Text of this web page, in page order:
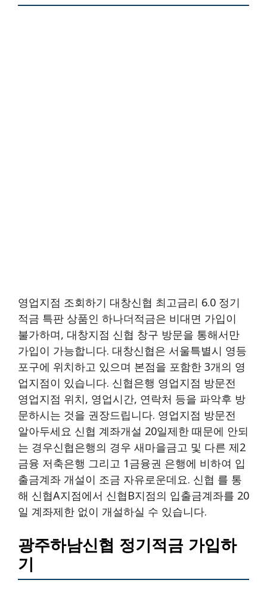
영업지점 조회하기 대창신협 최고금리 6.0 정기
적금 특판 상품인 하나더적금은 비대면 가입이
불가하며, 대창지점 신협 창구 방문을 통해서만
가입이 가능합니다. 대창신협은 서울특별시 영등
포구에 위치하고 있으며 본점을 포함한 3개의 영
업지점이 있습니다. 신협은행 영업지점 방문전
영업지점 위치, 영업시간, 연락처 등을 파악후 방
문하시는 것을 권장드립니다. 영업지점 방문전
알아두세요 신협 계좌개설 20일제한 때문에 안되
는 경우신협은행의 경우 새마을금고 및 다른 제2
금융 저축은행 그리고 1금융권 은행에 비하여 입
출금계좌 개설이 조금 자유로운데요. 신협 를 통
해 신협A지점에서 신협B지점의 입출금계좌를 20
일 계좌제한 없이 개설하실 수 있습니다.
광주하남신협 정기적금 가입하
기